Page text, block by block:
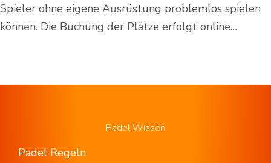
Spieler ohne eigene Ausrüstung problemlos spielen
können. Die Buchung der Plätze erfolgt online…
Padel Wissen
Padel Regeln